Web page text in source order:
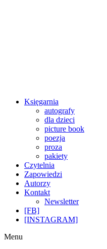
Księgarnia
autografy
dla dzieci
picture book
poezja
proza
pakiety
Czytelnia
Zapowiedzi
Autorzy
Kontakt
Newsletter
[FB]
[INSTAGRAM]
Menu